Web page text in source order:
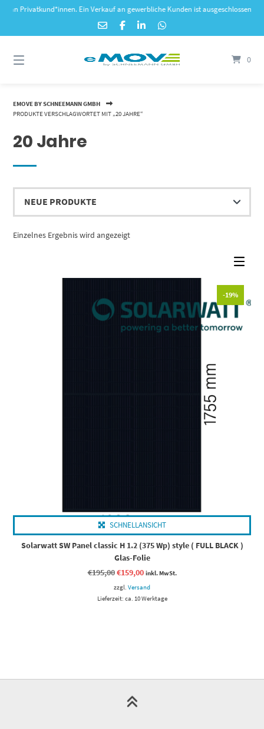
Springe
Ein Verkauf an gewerbliche Kunden ist ausgeschlossen.
0
EMOVE BY SCHNEEMANN GMBH
PRODUKTE VERSCHLAGWORTET MIT „20 JAHRE“
20 Jahre
Einzelnes Ergebnis wird angezeigt
-19%
SCHNELLANSICHT
Solarwatt SW Panel classic H 1.2 (375 Wp) style ( FULL BLACK )
Glas-Folie
€195,00Ursprünglicher
Preis
war:
€195,00
€159,00Aktueller
ist:
€159,00.
inkl. MwSt.
zzgl. Versand
Lieferzeit: ca. 10 Werktage